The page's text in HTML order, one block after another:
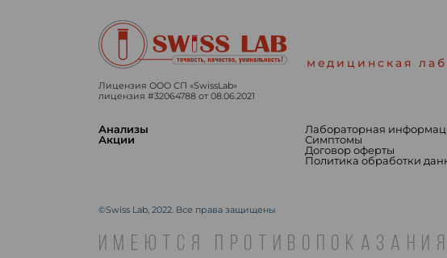
медицинская
Лицензия ООО СП «SwissLab»
лицензия #32064788 от 08.06.2021
Анализы
Акции
Лабораторная
Симптомы
Договор оферты
Политика обработки
©Swiss Lab, 2022. Все права защищены
ИМЕЮТСЯ